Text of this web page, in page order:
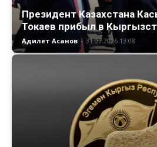
Президент Казахстана
Токаев прибыл в
Адилет Асанов - 31.07.2026 13:08